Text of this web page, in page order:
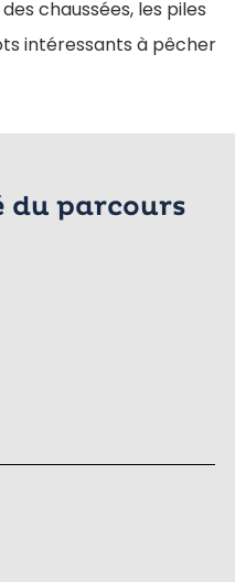
chaussées, les piles
intéressants à pêcher
du parcours